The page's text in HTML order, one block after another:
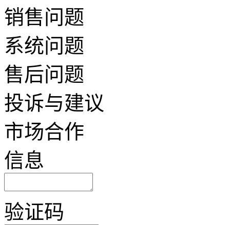
销售问题
系统问题
售后问题
投诉与建议
市场合作
信息
验证码